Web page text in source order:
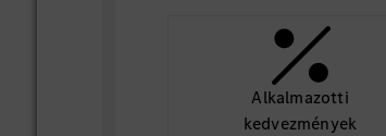
Alkalmazotti
kedvezmények